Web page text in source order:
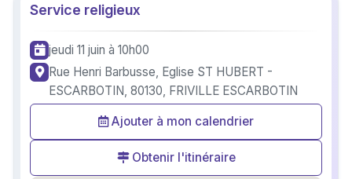
Service religieux
jeudi 11 juin à 10h00
Rue Henri Barbusse, Eglise ST HUBERT -
ESCARBOTIN, 80130, FRIVILLE ESCARBOTIN
Ajouter à mon calendrier
Obtenir l'itinéraire